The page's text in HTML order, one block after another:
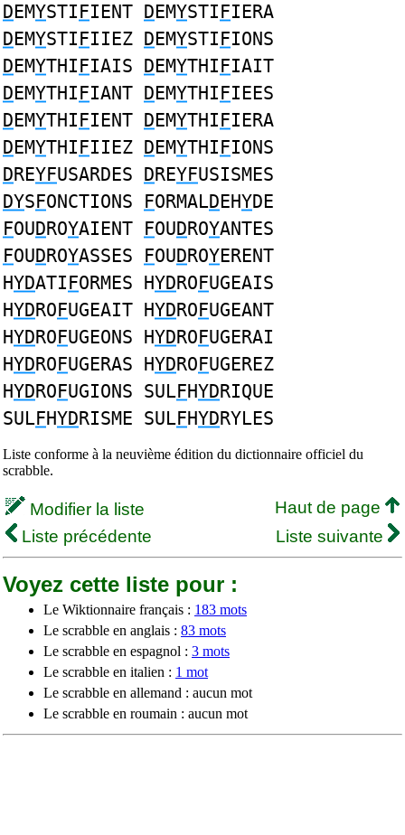
DEMYSTIFIENT DEMYSTIFIERA
DEMYSTIFIIEZ DEMYSTIFIONS
DEMYTHIFIAIS DEMYTHIFIAIT
DEMYTHIFIANT DEMYTHIFIEES
DEMYTHIFIENT DEMYTHIFIERA
DEMYTHIFIIEZ DEMYTHIFIONS
DREYFUSARDES DREYFUSISMES
DYSFONCTIONS FORMALDEHYDE
FOUDROYAIENT FOUDROYANTES
FOUDROYASSES FOUDROYERENT
HYDATIFORMES HYDROFUGEAIS
HYDROFUGEAIT HYDROFUGEANT
HYDROFUGEONS HYDROFUGERAI
HYDROFUGERAS HYDROFUGEREZ
HYDROFUGIONS SULFHYDRIQUE
SULFHYDRISME SULFHYDRYLES
Liste conforme à la neuvième édition du dictionnaire officiel du
scrabble.
Modifier la liste
Haut de page
Liste précédente
Liste suivante
Voyez cette liste pour :
Le Wiktionnaire français : 183 mots
Le scrabble en anglais : 83 mots
Le scrabble en espagnol : 3 mots
Le scrabble en italien : 1 mot
Le scrabble en allemand : aucun mot
Le scrabble en roumain : aucun mot